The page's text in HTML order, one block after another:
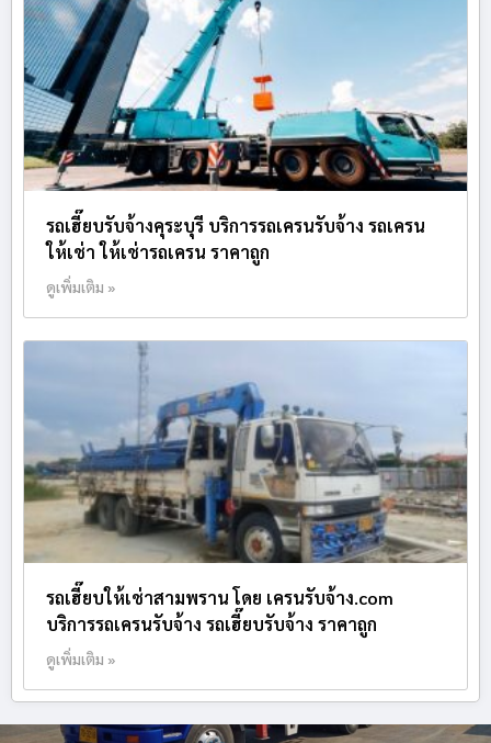
รถเฮี๊ยบรับจ้างคุระบุรี บริการรถเครนรับจ้าง รถเครน
ให้เช่า ให้เช่ารถเครน ราคาถูก
ดูเพิ่มเติม »
รถเฮี๊ยบให้เช่าสามพราน โดย เครนรับจ้าง.com
บริการรถเครนรับจ้าง รถเฮี๊ยบรับจ้าง ราคาถูก
ดูเพิ่มเติม »